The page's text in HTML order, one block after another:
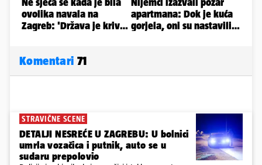
Komentari 71
STRAVIČNE SCENE
DETALJI NESREĆE U ZAGREBU: U bolnici
umrla vozačica i putnik, auto se u
sudaru prepolovio